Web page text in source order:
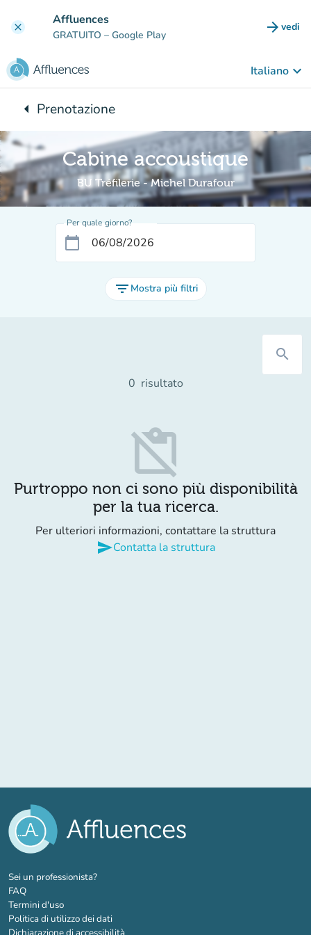
clear Affluences
GRATUITO – Google Play arrow_forward vedi
Italiano keyboard_arrow_down
arrow_leftTorna a:
Prenotazione
Cabine accoustique
BU Tréfilerie - Michel Durafour
Per quale giorno?
calendar_today
filter_list Mostra più filtri
search
0 risultato
content_paste_off
Purtroppo non ci sono più disponibilità
per la tua ricerca.
Per ulteriori informazioni, contattare la struttura
sendContatta la struttura
Sei un professionista?(nuova scheda)
FAQ
Termini d'uso
Politica di utilizzo dei dati